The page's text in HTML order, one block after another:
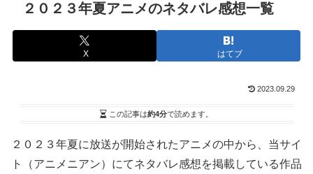
２０２３年夏アニメのネタバレ感想一覧
X はてブ
2023.09.29
この記事は約4分で読めます。
２０２３年夏に放送が開始されたアニメの中から、当サイ
ト（アニメニアン）にてネタバレ感想を掲載している作品